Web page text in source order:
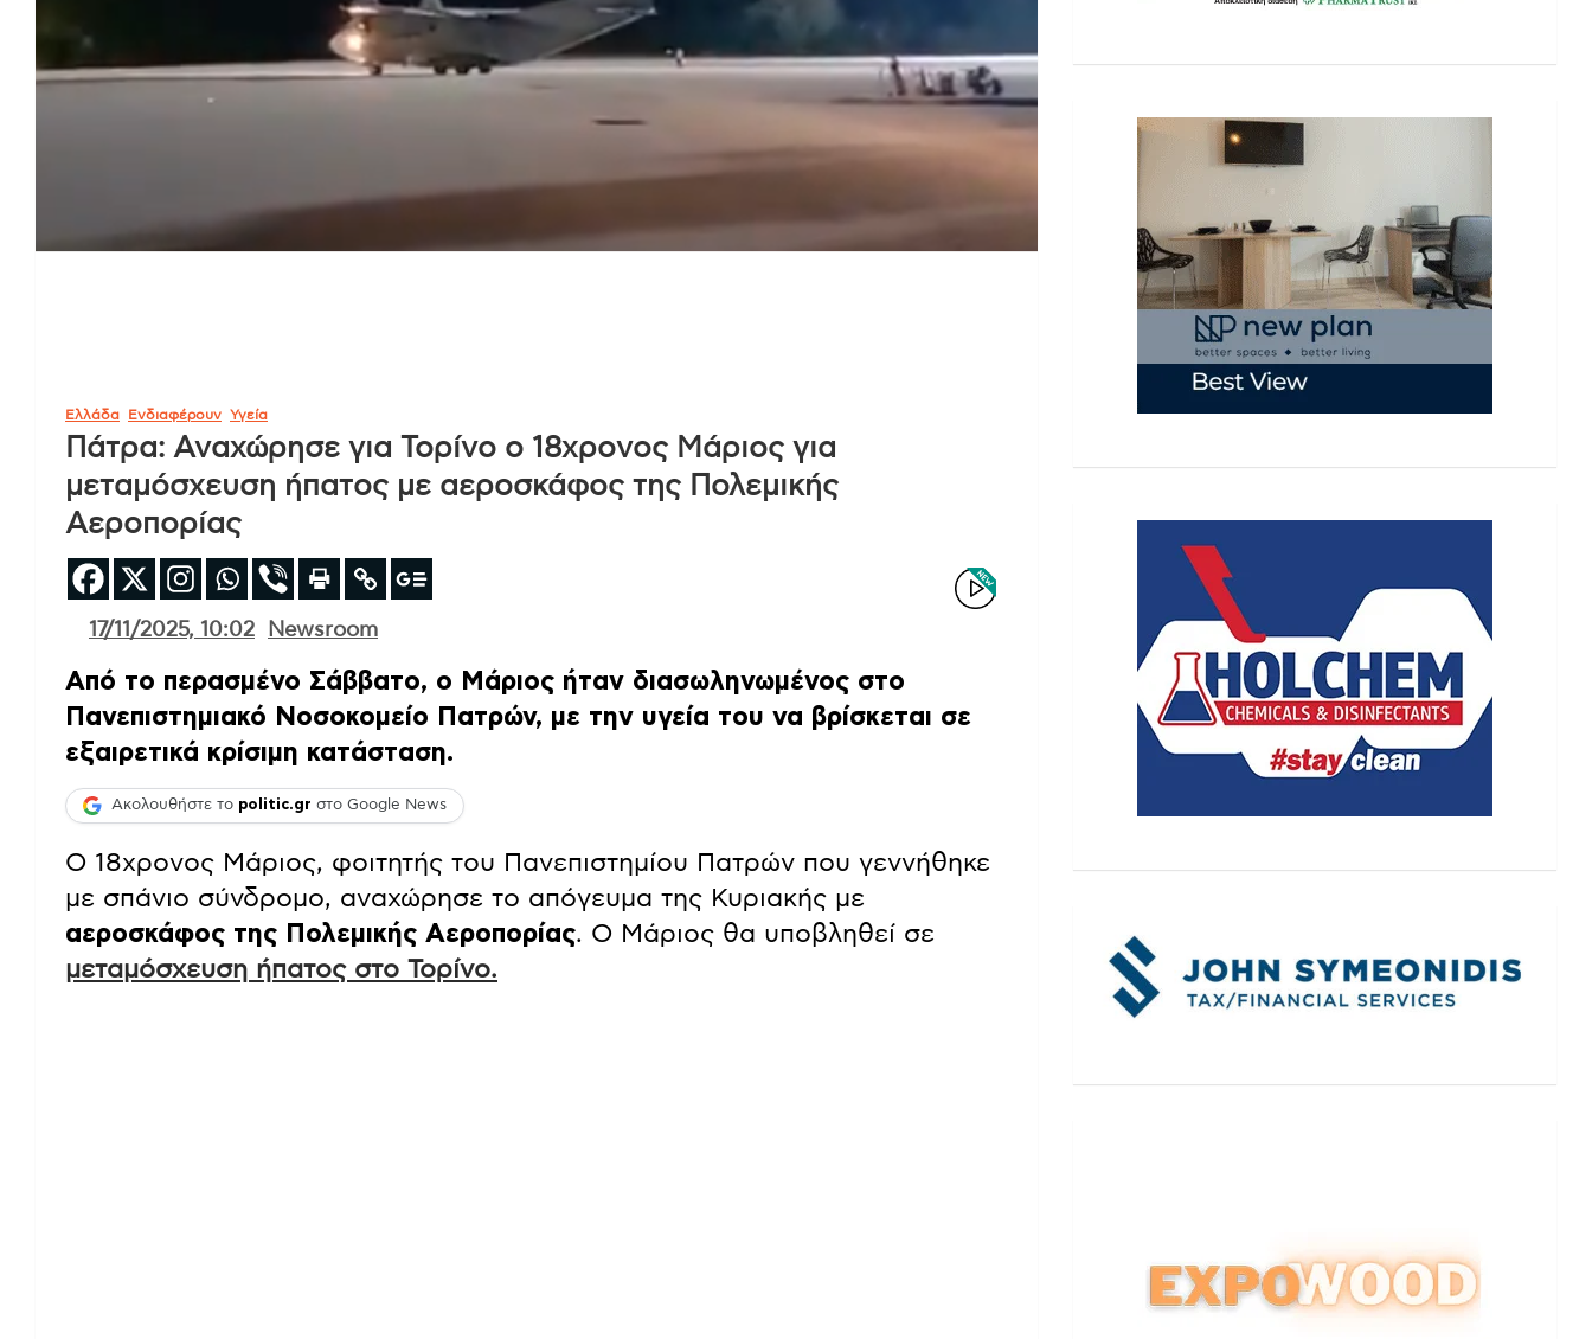
Ελλάδα Ενδιαφέρουν Υγεία
Πάτρα: Αναχώρησε για Τορίνο ο 18χρονος Μάριος για
μεταμόσχευση ήπατος με αεροσκάφος της Πολεμικής
Αεροπορίας
17/11/2025, 10:02 Newsroom
Από το περασμένο Σάββατο, ο Μάριος ήταν διασωληνωμένος στο
Πανεπιστημιακό Νοσοκομείο Πατρών, με την υγεία του να βρίσκεται σε
εξαιρετικά κρίσιμη κατάσταση.
Ακολουθήστε το politic.gr στο Google News
Ο 18χρονος Μάριος, φοιτητής του Πανεπιστημίου Πατρών που γεννήθηκε
με σπάνιο σύνδρομο, αναχώρησε το απόγευμα της Κυριακής με
αεροσκάφος της Πολεμικής Αεροπορίας. Ο Μάριος θα υποβληθεί σε
μεταμόσχευση ήπατος στο Τορίνο.